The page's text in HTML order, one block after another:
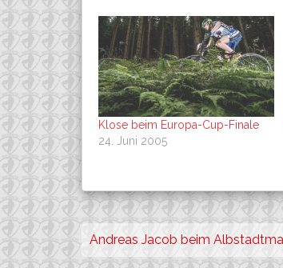
Klose beim Europa-Cup-Finale
24. Juni 2005
Andreas Jacob beim